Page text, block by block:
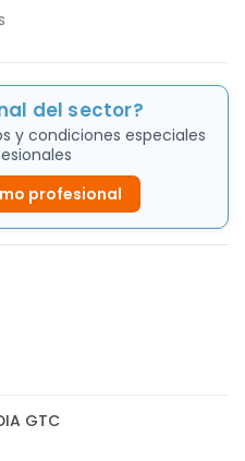
del sector?
y condiciones especiales
profesional
GTC